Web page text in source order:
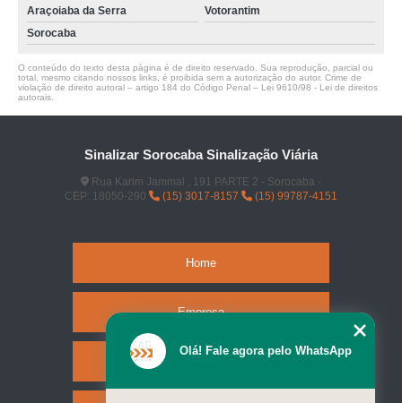
Araçoiaba da Serra
Votorantim
Sorocaba
O conteúdo do texto desta página é de direito reservado. Sua reprodução, parcial ou
total, mesmo citando nossos links, é proibida sem a autorização do autor. Crime de
violação de direito autoral – artigo 184 do Código Penal – Lei 9610/98 - Lei de direitos
autorais
Sinalizar Sorocaba Sinalização Viária
Rua Karim Jammal , 191 PARTE 2 - Sorocaba -
CEP: 18050-290
(15) 3017-8157 (15) 99787-4151
Home
Empresa
Olá! Fale agora pelo WhatsApp